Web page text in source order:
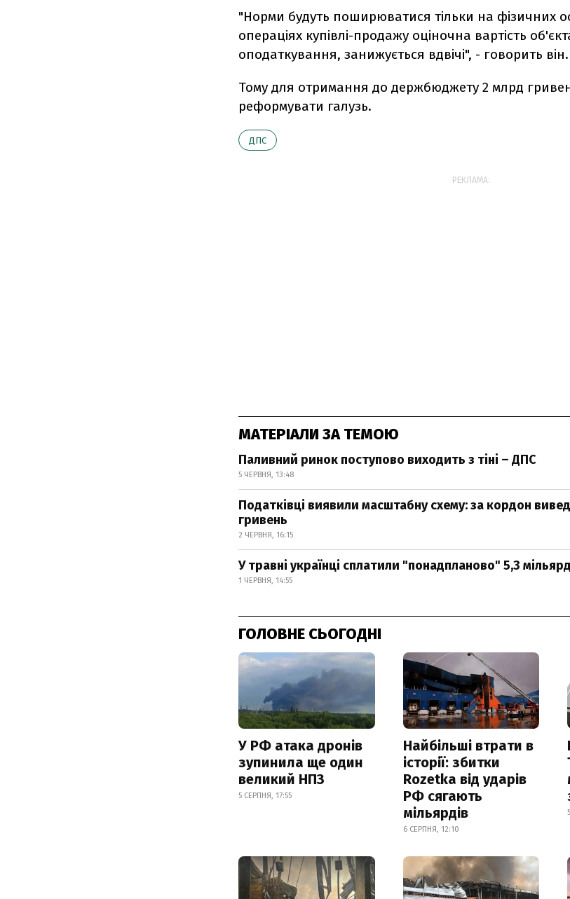
"Норми будуть поширюватися тільки на фізичних
операціях купівлі-продажу оціночна вартість
оподаткування, занижується вдвічі", - говорить він.
Тому для отримання до держбюджету 2 млрд
реформувати галузь.
ДПС
РЕКЛАМА:
МАТЕРІАЛИ ЗА ТЕМОЮ
Паливний ринок поступово виходить з тіні – ДПС
5 ЧЕРВНЯ, 13:48
Податківці виявили масштабну схему: за кордон
гривень
2 ЧЕРВНЯ, 16:15
У травні українці сплатили "понадпланово" 5,3
1 ЧЕРВНЯ, 14:55
ГОЛОВНЕ СЬОГОДНІ
У РФ атака дронів
зупинила ще один
великий НПЗ
5 СЕРПНЯ, 17:55
Найбільші втрати в
історії: збитки
Rozetka від ударів
РФ сягають
мільярдів
6 СЕРПНЯ, 12:10